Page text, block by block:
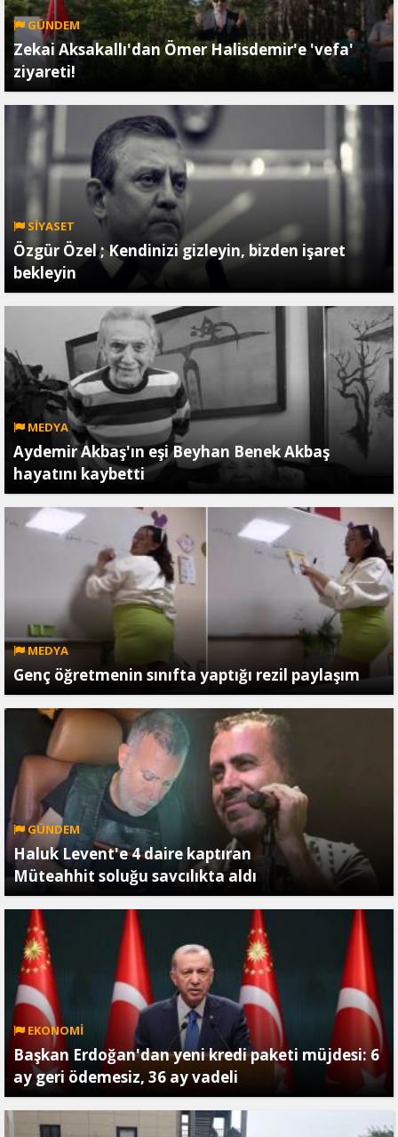
GÜNDEM
Zekai Aksakallı'dan Ömer Halisdemir'e 'vefa'
ziyareti!
SİYASET
Özgür Özel ; Kendinizi gizleyin, bizden işaret
bekleyin
MEDYA
Aydemir Akbaş'ın eşi Beyhan Benek Akbaş
hayatını kaybetti
MEDYA
Genç öğretmenin sınıfta yaptığı rezil paylaşım
GÜNDEM
Haluk Levent'e 4 daire kaptıran
Müteahhit soluğu savcılıkta aldı
EKONOMİ
Başkan Erdoğan'dan yeni kredi paketi müjdesi: 6
ay geri ödemesiz, 36 ay vadeli